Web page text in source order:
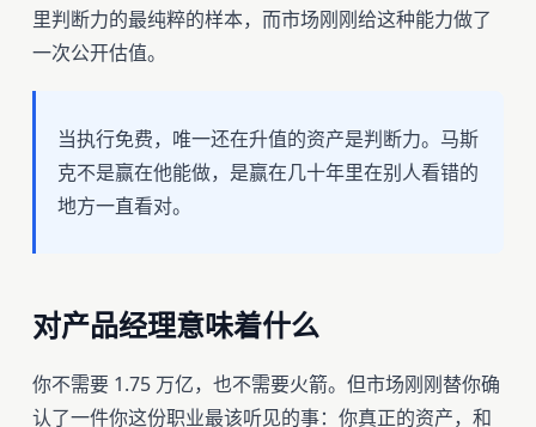
里判断力的最纯粹的样本，而市场刚刚给这种能力做了
一次公开估值。
当执行免费，唯一还在升值的资产是判断力。马斯
克不是赢在他能做，是赢在几十年里在别人看错的
地方一直看对。
对产品经理意味着什么
你不需要 1.75 万亿，也不需要火箭。但市场刚刚替你确
认了一件你这份职业最该听见的事：你真正的资产，和